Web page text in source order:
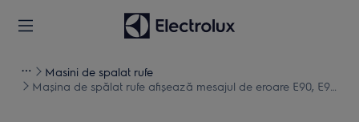
Masini de spalat rufe
Mașina de spălat rufe afișează mesajul de eroare E90, E91,